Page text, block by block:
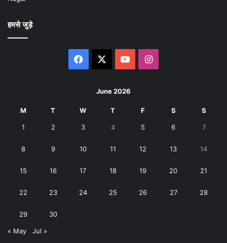
हमसे जुड़े
Facebook YouTubeInstagram
June 2026
M T W T F S S
1 2 3 4 5 6 7
8 9 10 11 12 13 14
15 16 17 18 19 20 21
22 23 24 25 26 27 28
29 30
« May Jul »